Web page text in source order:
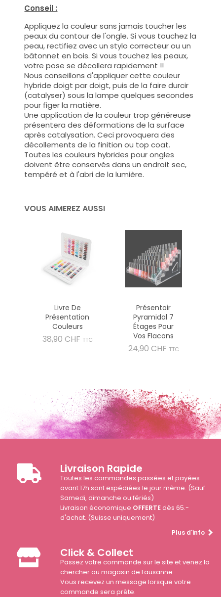
Conseil :
Appliquez la couleur sans jamais toucher les
peaux du contour de l'ongle. Si vous touchez la
peau, rectifiez avec un stylo correcteur ou un
bâtonnet en bois. Si vous touchez les peaux,
votre pose se décollera rapidement !!
Nous conseillons d'appliquer cette couleur
hybride doigt par doigt, puis de la faire durcir
(catalyser) sous la lampe quelques secondes
pour figer la matière.
Une application de la couleur trop généreuse
présentera des déformations de la surface
après catalysation. Ceci provoquera des
décollements de la finition ou top coat.
Toutes les couleurs hybrides pour ongles
doivent être conservés dans un endroit sec,
tempéré et à l'abri de la lumière.
VOUS AIMEREZ AUSSI
Livre De
Présentation
Couleurs
38,90 CHF Prix
TTC
Présentoir
Pyramidal 7
Étages Pour
Vos Flacons
24,90 CHF Prix
TTC
Livraison Rapide
Toutes les commandes passées et payées
avant 17h sont expédiées le jour même. (Sauf
Samedi, dimanche ou fériés)
Livraison économique OFFERTEdès 65.-
d'achat. (Suisse uniquement)
Plus d'info
Click & Collect
Passez votre commande sur le site et venez la
chercher au magasin de Lausanne.
Vous recevez un message lorsque votre
commande sera prête.